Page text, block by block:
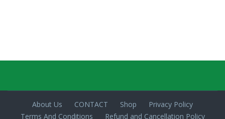
About Us CONTACT Shop
Privacy Policy
Terms And Conditions
Refund and Cancellation Policy